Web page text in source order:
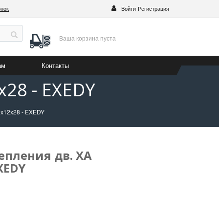
Войти Регистрация
Ваша корзина пуста
Контакты
- EXEDY
- EXEDY
дв. XA